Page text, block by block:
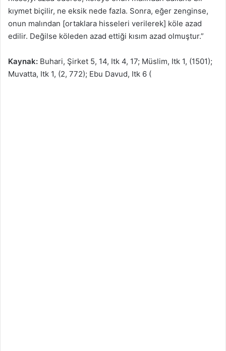
kıymet biçilir, ne eksik nede fazla. Sonra, eğer zenginse,
onun malından [ortaklara hisseleri verilerek] köle azad
edilir. Değilse köleden azad ettiği kısım azad olmuştur.”
Kaynak: Buhari, Şirket 5, 14, Itk 4, 17; Müslim, Itk 1, (1501);
Muvatta, Itk 1, (2, 772); Ebu Davud, Itk 6 (